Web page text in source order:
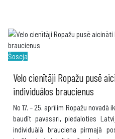
Šoseja
Velo cienītāji Ropažu pusē
individuālos braucienus
No 17. – 25. aprīlim Ropažu
baudīt pavasari, piedaloties
individuālā brauciena pirmajā